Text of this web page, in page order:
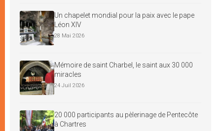
Un chapelet mondial pour la paix avec le pape
Léon XIV
28 Mai 2026
Mémoire de saint Charbel, le saint aux 30 000
miracles
24 Juil 2026
20 000 participants au pèlerinage de Pentecôte
à Chartres